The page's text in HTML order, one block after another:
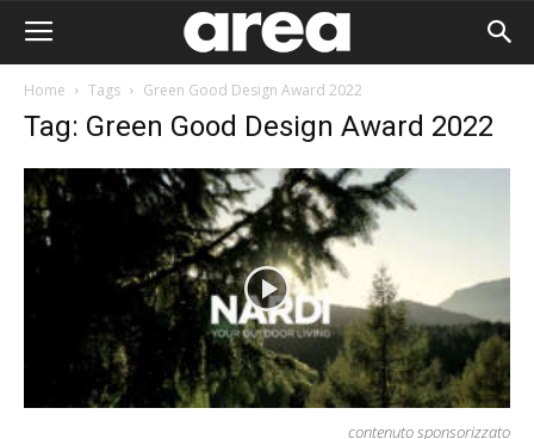
Home Tags Green Good Design Award 2022
Tag: Green Good Design Award 2022
contenuto sponsorizzato